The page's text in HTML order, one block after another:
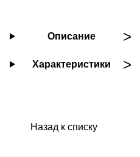
Описание
Характеристики
Назад к списку